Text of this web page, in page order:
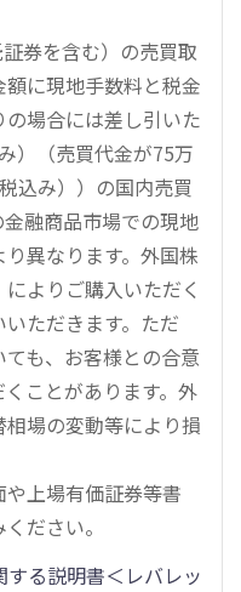
券を含む）の売買取
に現地手数料と税金
場合には差し引いた
）（売買代金が75万
込み））の国内売買
融商品市場での現地
異なります。外国株
よりご購入いただく
ただきます。ただ
も、お客様との合意
ことがあります。外
場の変動等により損
上場有価証券等書
ださい。
る説明書＜レバレッ